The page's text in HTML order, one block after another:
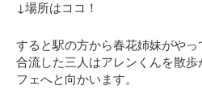
↓場所はココ！
すると駅の方から春花姉妹がやっ
合流した三人はアレンくんを散
フェへと向かいます。